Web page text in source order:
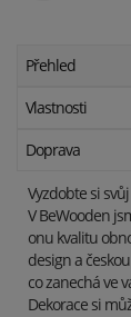
Přehled
Vlastnosti
Doprava
Vyzdobte si
V BeWooden
onu kvalitu
design a
co zanechá ve
Dekorace si